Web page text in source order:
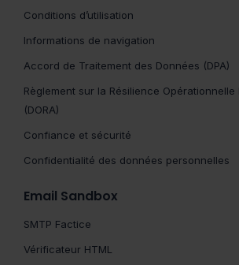
Conditions d’utilisation
Informations de navigation
Accord de Traitement des Données (DPA)
Règlement sur la Résilience Opérationnelle
(DORA)
Confiance et sécurité
Confidentialité des données personnelles
Email Sandbox
SMTP Factice
Vérificateur HTML